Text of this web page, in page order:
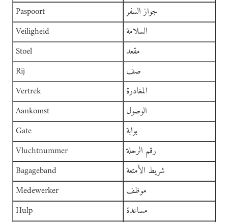
Paspoort
جواز السفر
Veiligheid
السلامة
Stoel
مقعد
Rij
صف
Vertrek
المغادرة
Aankomst
الوصول
Gate
بوابة
Vluchtnummer
رقم الرحلة
Bagageband
شريط الأمتعة
Medewerker
موظف
Hulp
مساعدة